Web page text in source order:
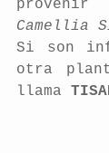
Camellia
Si son
otra
llama